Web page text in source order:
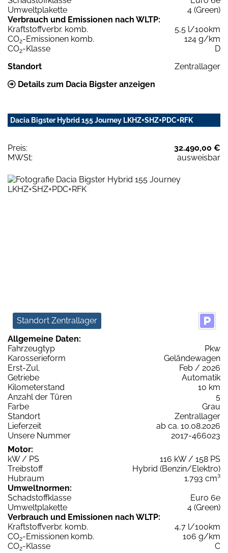
Umweltplakette
4 (Green)
Verbrauch und Emissionen nach WLTP:
Kraftstoffverbr. komb.
5,5 l/100km
CO2-Emissionen komb.
124 g/km
CO2-Klasse
D
Standort
Zentrallager
Details zum Dacia Bigster anzeigen
Dacia Bigster Hybrid 155 Journey LKHZ+SHZ+PDC+RFK
Preis:
32.490,00 €
MWSt:
ausweisbar
Standort Zentrallager
Allgemeine Daten:
Fahrzeugtyp
Pkw
Karosserieform
Geländewagen
Erst-Zul.
Feb / 2026
Getriebe
Automatik
Kilometerstand
10 km
Anzahl der Türen
5
Farbe
Grau
Standort
Zentrallager
Lieferzeit
ab ca. 10.08.2026
Unsere Nummer
2017-466023
Motor:
kW / PS
116 kW / 158 PS
Treibstoff
Hybrid (Benzin/Elektro)
Hubraum
1.793 cm³
Umweltnormen:
Schadstoffklasse
Euro 6e
Umweltplakette
4 (Green)
Verbrauch und Emissionen nach WLTP:
Kraftstoffverbr. komb.
4,7 l/100km
CO2-Emissionen komb.
106 g/km
CO2-Klasse
C